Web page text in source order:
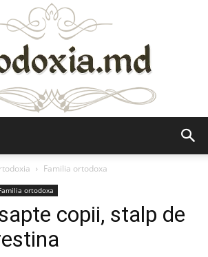
Familia ortodoxa
ortodoxa
copii, stalp de